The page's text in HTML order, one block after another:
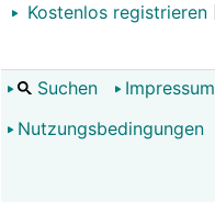
Kostenlos registrieren
Suchen Impressum
Nutzungsbedingungen